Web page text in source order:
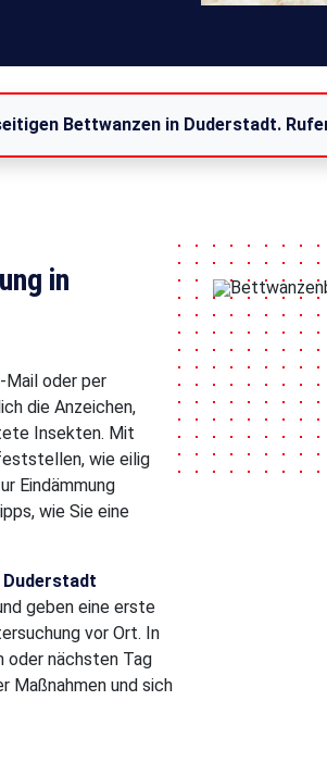
Bettwanzen in Duderstadt.
in
Mail oder per
die Anzeichen,
Insekten. Mit
wie eilig
Eindämmung
wie Sie eine
geben eine erste
vor Ort. In
oder nächsten Tag
Maßnahmen und sich